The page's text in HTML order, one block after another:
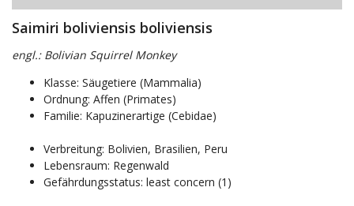
Saimiri boliviensis boliviensis
engl.: Bolivian Squirrel Monkey
Klasse: Säugetiere (Mammalia)
Ordnung: Affen (Primates)
Familie: Kapuzinerartige (Cebidae)
Verbreitung: Bolivien, Brasilien, Peru
Lebensraum: Regenwald
Gefährdungsstatus: least concern (1)